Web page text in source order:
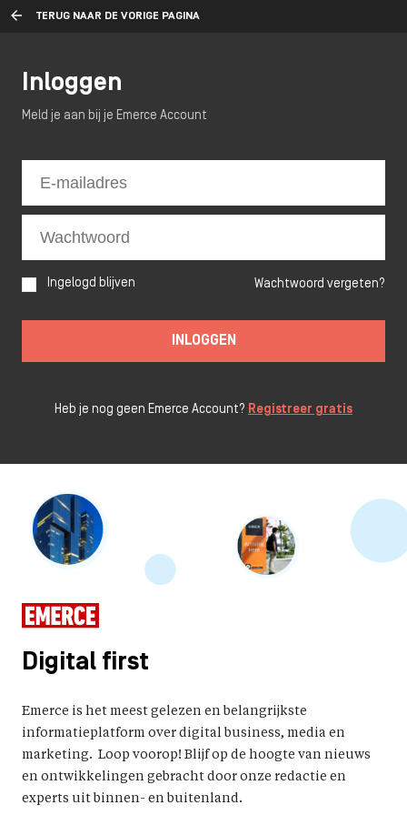
TERUG NAAR DE VORIGE PAGINA
Digital first
Emerce is het meest gelezen en belangrijkste
informatieplatform over digital business, media en
marketing. Loop voorop! Blijf op de hoogte van nieuws
en ontwikkelingen gebracht door onze redactie en
experts uit binnen- en buitenland.
Inloggen
Meld je aan bij je Emerce Account
Ingelogd blijven Wachtwoord vergeten?
INLOGGEN
Heb je nog geen Emerce Account? Registreer gratis